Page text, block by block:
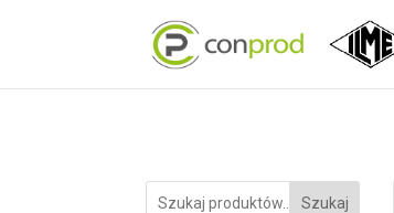
Szukaj